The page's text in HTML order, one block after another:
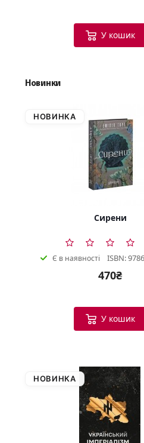
У кошик
Новинки
НОВИНКА
Сирени
Є в наявності ISBN:
470₴
У кошик
НОВИНКА